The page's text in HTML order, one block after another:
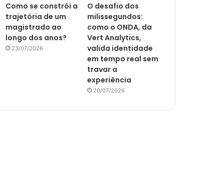
Como se constrói a
trajetória de um
magistrado ao
longo dos anos?
23/07/2026
O desafio dos
milissegundos:
como o ONDA, da
Vert Analytics,
valida identidade
em tempo real sem
travar a
experiência
20/07/2026